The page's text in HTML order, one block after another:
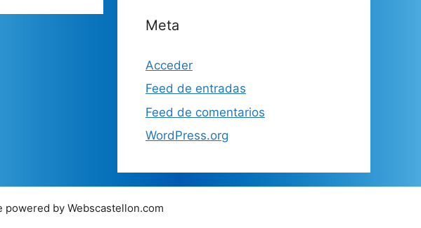
Meta
Acceder
Feed de entradas
Feed de comentarios
WordPress.org
powered by Webscastellon.com